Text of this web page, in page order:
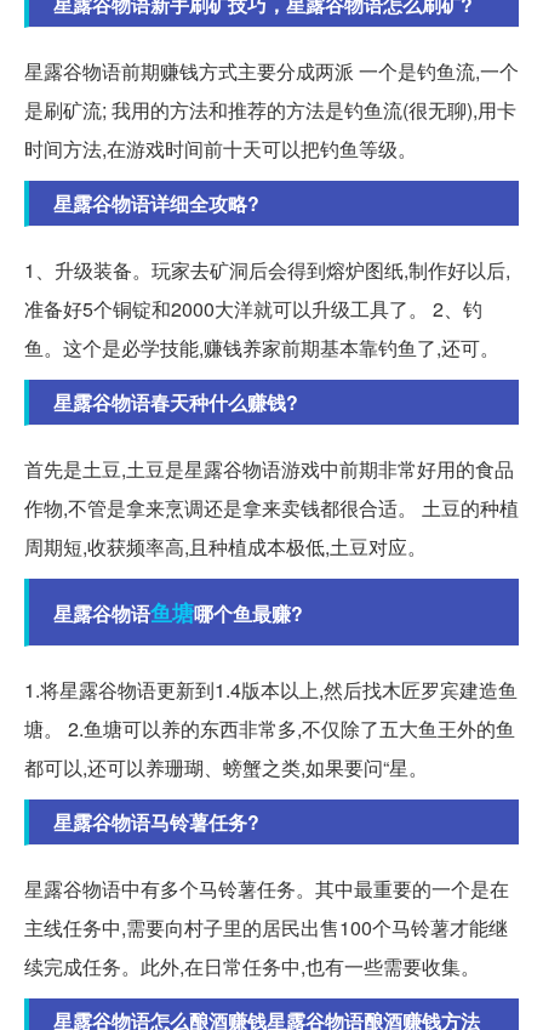
星露谷物语前期赚钱方式主要分成两派 一个是钓鱼流,一个
是刷矿流; 我用的方法和推荐的方法是钓鱼流(很无聊),用卡
时间方法,在游戏时间前十天可以把钓鱼等级。
星露谷物语详细全攻略?
1、升级装备。玩家去矿洞后会得到熔炉图纸,制作好以后,
准备好5个铜锭和2000大洋就可以升级工具了。 2、钓
鱼。这个是必学技能,赚钱养家前期基本靠钓鱼了,还可。
星露谷物语春天种什么赚钱?
首先是土豆,土豆是星露谷物语游戏中前期非常好用的食品
作物,不管是拿来烹调还是拿来卖钱都很合适。 土豆的种植
周期短,收获频率高,且种植成本极低,土豆对应。
星露谷物语鱼塘哪个鱼最赚?
1.将星露谷物语更新到1.4版本以上,然后找木匠罗宾建造鱼
塘。 2.鱼塘可以养的东西非常多,不仅除了五大鱼王外的鱼
都可以,还可以养珊瑚、螃蟹之类,如果要问“星。
星露谷物语马铃薯任务?
星露谷物语中有多个马铃薯任务。其中最重要的一个是在
主线任务中,需要向村子里的居民出售100个马铃薯才能继
续完成任务。此外,在日常任务中,也有一些需要收集。
星露谷物语怎么酿酒赚钱星露谷物语酿酒赚钱方法